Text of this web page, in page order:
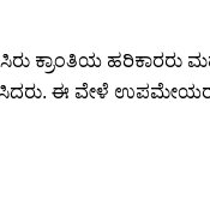
ಕ್ರಾಂತಿಯ
ಈ ವೇಳೆ ಉಪಮೇಯರ್